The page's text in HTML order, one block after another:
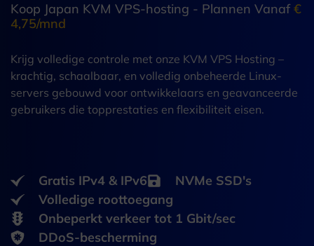
Koop Japan KVM VPS-hosting - Plannen Vanaf€
4,75/mnd
Krijg volledige controle met onze KVM VPS Hosting –
krachtig, schaalbaar, en volledig onbeheerde Linux-
servers gebouwd voor ontwikkelaars en geavanceerde
gebruikers die topprestaties en flexibiliteit eisen.
Gratis IPv4 & IPv6
NVMe SSD's
Volledige roottoegang
Onbeperkt verkeer tot 1 Gbit/sec
DDoS-bescherming